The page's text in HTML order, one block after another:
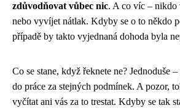
zdůvodňovat vůbec nic. A co víc – nikdo
nebo vyvíjet nátlak. Kdyby se o to někdo
případě by takto vyjednaná dohoda byla
Co se stane, když řeknete ne? Jednoduše –
do práce za stejných podmínek. A pozor,
vyčítat ani vás za to trestat. Kdyby se tak